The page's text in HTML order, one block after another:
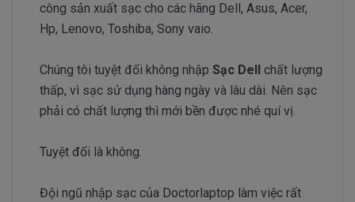
công sản xuất sạc cho các hãng Dell, Asus, Acer,
Hp, Lenovo, Toshiba, Sony vaio.
Chúng tôi tuyệt đối không nhập Sạc Dell chất lượng
thấp, vì sạc sử dụng hàng ngày và lâu dài. Nên sạc
phải có chất lượng thì mới bền được nhé quí vị.
Tuyệt đối là không.
Đội ngũ nhập sạc của Doctorlaptop làm việc rất